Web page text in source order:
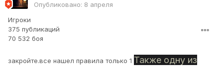
Опубликовано: 8 апреля
Игроки
375 публикаций
70 532 боя
закройте.все нашел правила только 1 Также одну из